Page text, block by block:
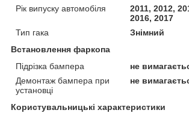
Рік випуску автомобіля
2011, 2012,
2016, 2017
Тип гака
Знімний
Встановлення фаркопа
Підрізка бампера
не
Демонтаж бампера при
установці
не
Користувальницькі характеристики